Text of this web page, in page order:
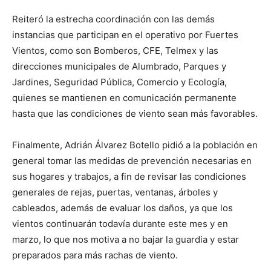
Reiteró la estrecha coordinación con las demás
instancias que participan en el operativo por Fuertes
Vientos, como son Bomberos, CFE, Telmex y las
direcciones municipales de Alumbrado, Parques y
Jardines, Seguridad Pública, Comercio y Ecología,
quienes se mantienen en comunicación permanente
hasta que las condiciones de viento sean más favorables.
Finalmente, Adrián Álvarez Botello pidió a la población en
general tomar las medidas de prevención necesarias en
sus hogares y trabajos, a fin de revisar las condiciones
generales de rejas, puertas, ventanas, árboles y
cableados, además de evaluar los daños, ya que los
vientos continuarán todavía durante este mes y en
marzo, lo que nos motiva a no bajar la guardia y estar
preparados para más rachas de viento.